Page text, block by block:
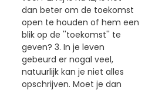
dan beter om de toekomst
open te houden of hem een
blik op de ''toekomst'' te
geven? 3. In je leven
gebeurd er nogal veel,
natuurlijk kan je niet alles
opschrijven. Moet je dan